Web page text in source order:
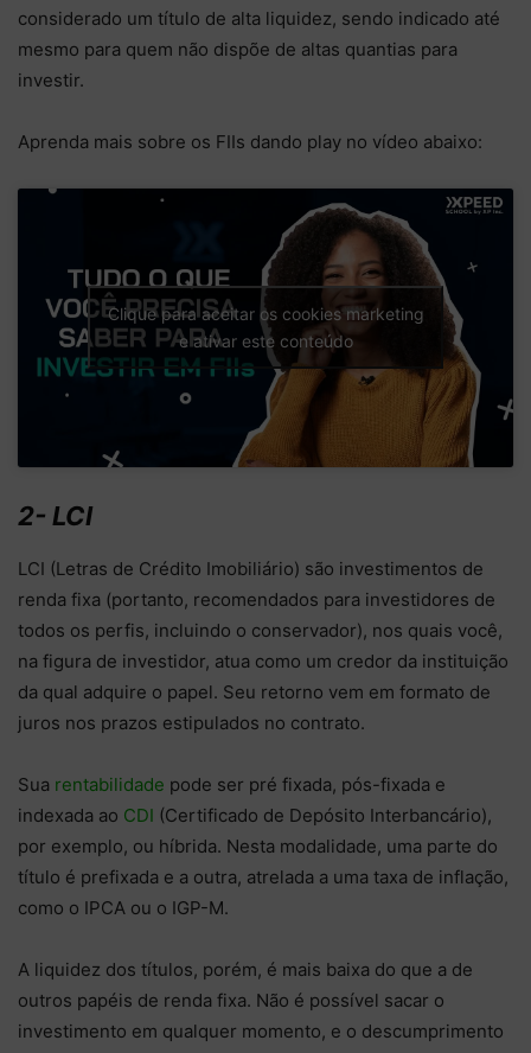
considerado um título de alta liquidez, sendo indicado até
mesmo para quem não dispõe de altas quantias para
investir.
Aprenda mais sobre os FIIs dando play no vídeo abaixo:
Clique para aceitar os cookies marketing
e ativar este conteúdo
2- LCI
LCI (Letras de Crédito Imobiliário) são investimentos de
renda fixa (portanto, recomendados para investidores de
todos os perfis, incluindo o conservador), nos quais você,
na figura de investidor, atua como um credor da instituição
da qual adquire o papel. Seu retorno vem em formato de
juros nos prazos estipulados no contrato.
Sua rentabilidade pode ser pré fixada, pós-fixada e
indexada ao CDI (Certificado de Depósito Interbancário),
por exemplo, ou híbrida. Nesta modalidade, uma parte do
título é prefixada e a outra, atrelada a uma taxa de inflação,
como o IPCA ou o IGP-M.
A liquidez dos títulos, porém, é mais baixa do que a de
outros papéis de renda fixa. Não é possível sacar o
investimento em qualquer momento, e o descumprimento